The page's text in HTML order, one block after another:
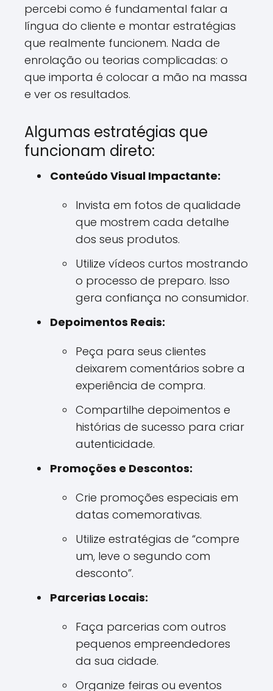
percebi como é fundamental falar a
língua do cliente e montar estratégias
que realmente funcionem. Nada de
enrolação ou teorias complicadas: o
que importa é colocar a mão na massa
e ver os resultados.
Algumas estratégias que
funcionam direto:
Conteúdo Visual Impactante:
Invista em fotos de qualidade
que mostrem cada detalhe
dos seus produtos.
Utilize vídeos curtos mostrando
o processo de preparo. Isso
gera confiança no consumidor.
Depoimentos Reais:
Peça para seus clientes
deixarem comentários sobre a
experiência de compra.
Compartilhe depoimentos e
histórias de sucesso para criar
autenticidade.
Promoções e Descontos:
Crie promoções especiais em
datas comemorativas.
Utilize estratégias de “compre
um, leve o segundo com
desconto”.
Parcerias Locais:
Faça parcerias com outros
pequenos empreendedores
da sua cidade.
Organize feiras ou eventos